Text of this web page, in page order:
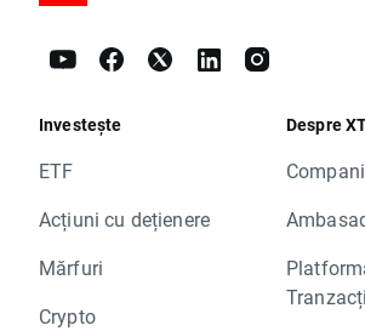
Investește
ETF
Acțiuni cu dețienere
Mărfuri
Crypto
Despre